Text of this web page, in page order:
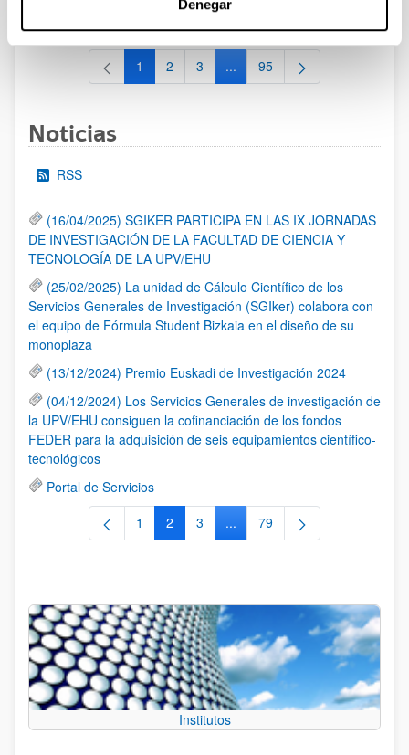
Denegar
al 30/07/2026 (ambos incluídos)
Página
1 Página
2 Página
3 ...Páginas intermedias Use TAB
Página
95
Noticias
RSS
(16/04/2025) SGIKER PARTICIPA EN LAS IX JORNADAS
DE INVESTIGACIÓN DE LA FACULTAD DE CIENCIA Y
TECNOLOGÍA DE LA UPV/EHU
(25/02/2025) La unidad de Cálculo Científico de los
Servicios Generales de Investigación (SGIker) colabora con
el equipo de Fórmula Student Bizkaia en el diseño de su
monoplaza
(13/12/2024) Premio Euskadi de Investigación 2024
(04/12/2024) Los Servicios Generales de investigación de
la UPV/EHU consiguen la cofinanciación de los fondos
FEDER para la adquisición de seis equipamientos científico-
tecnológicos
Portal de Servicios
Página
1 Página
2 Página
3 ...Páginas intermedias Use TAB
Página
79
Institutos